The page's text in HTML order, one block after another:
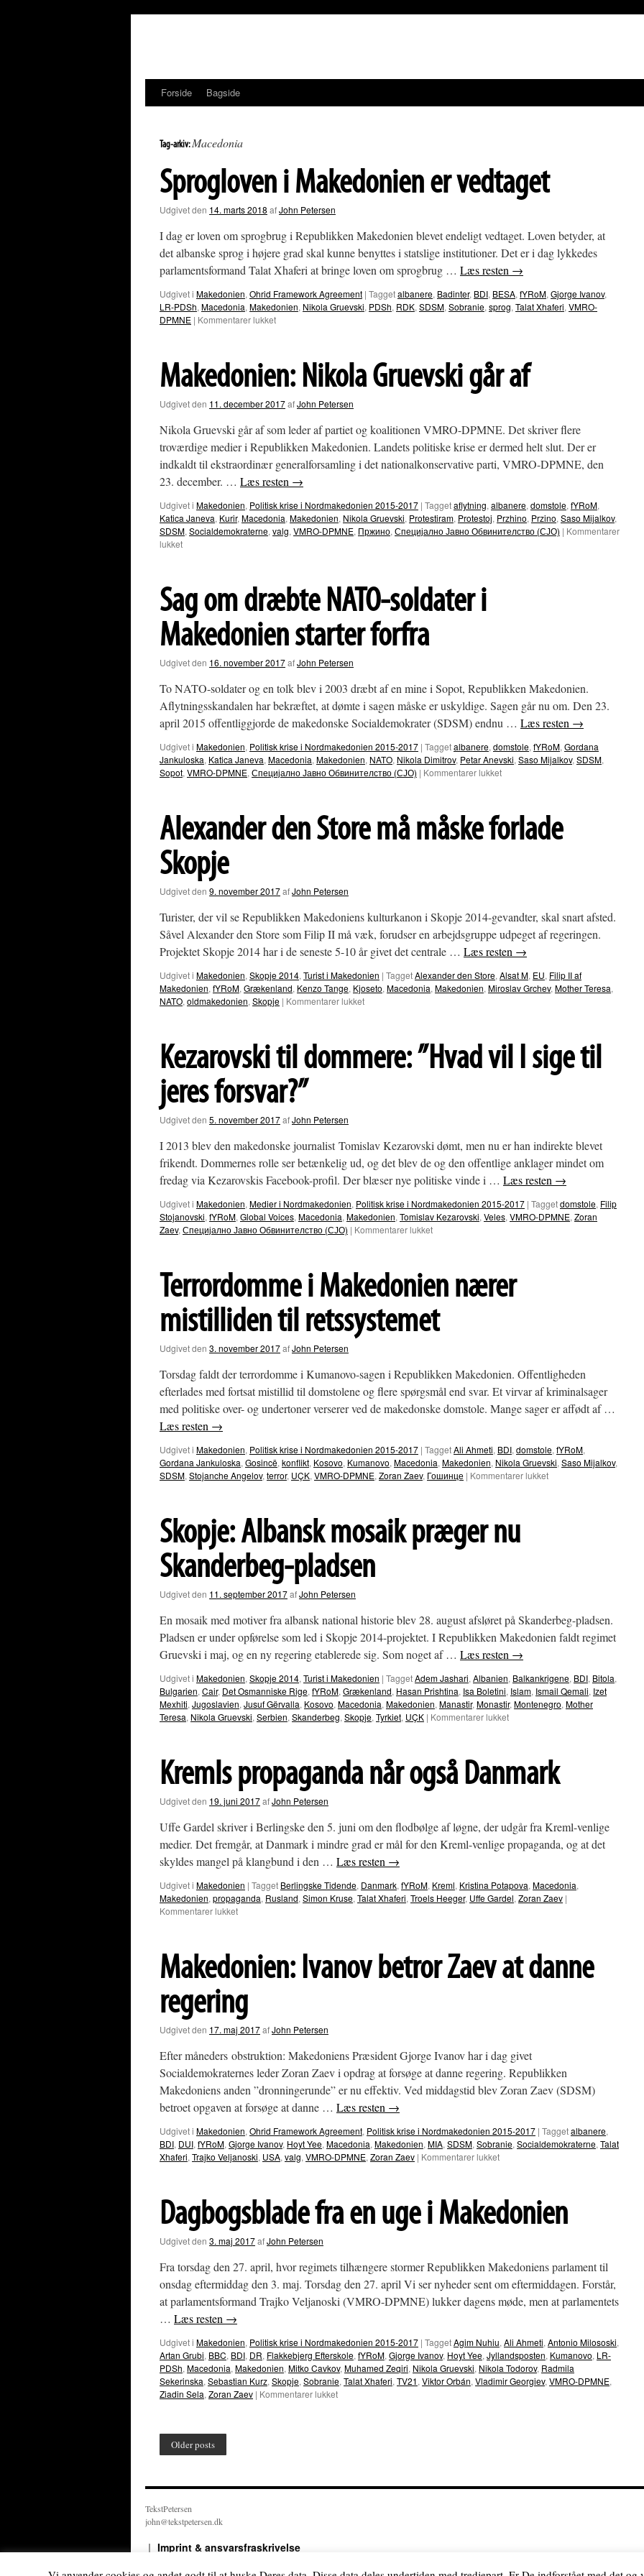
Forside Bagside
Tag-arkiv: Macedonia
Sprogloven i Makedonien er vedtaget
Udgivet den 14. marts 2018 afJohn Petersen
I dag er loven om sprogbrug i Republikken Makedonien blevet endeligt vedtaget. Loven betyder, at
det albanske sprog i højere grad skal kunne benyttes i statslige institutioner. Det er i dag lykkedes
parlamentsformand Talat Xhaferi at bringe loven om sprogbrug … Læs resten →
Udgivet i Makedonien, Ohrid Framework Agreement | Taggetalbanere, Badinter, BDI, BESA, fYRoM, Gjorge Ivanov,
LR-PDSh, Macedonia, Makedonien, Nikola Gruevski, PDSh, RDK, SDSM, Sobranie, sprog, Talat Xhaferi, VMRO-
DPMNE | Kommentarer lukkettil
er
vedtaget
Makedonien: Nikola Gruevski går af
Udgivet den 11. december 2017afJohn Petersen
Nikola Gruevski går af som leder af partiet og koalitionen VMRO-DPMNE. Det skriver flere
troværdige medier i Republikken Makedonien. Landets politiske krise er dermed helt slut. Der er
indkaldt til ekstraordinær generalforsamling i det nationalkonservative parti, VMRO-DPMNE, den
23. december. … Læs resten →
Udgivet i Makedonien, Politisk krise i Nordmakedonien 2015-2017 | Taggetaflytning, albanere, domstole, fYRoM,
Katica Janeva, Kurir, Macedonia, Makedonien, Nikola Gruevski, Protestiram, Protestoj, Przhino, Przino, Saso Mijalkov,
SDSM, Socialdemokraterne, valg, VMRO-DPMNE, Пржино, Специјално Јавно Обвинителство (СЈО) | Kommentarer
lukkettil
går
af
Sag om dræbte NATO-soldater i
Makedonien starter forfra
Udgivet den 16. november 2017afJohn Petersen
To NATO-soldater og en tolk blev i 2003 dræbt af en mine i Sopot, Republikken Makedonien.
Aflytningsskandalen har bekræftet, at dømte i sagen måske er uskyldige. Sagen går nu om. Den 23.
april 2015 offentliggjorde de makedonske Socialdemokrater (SDSM) endnu … Læs resten →
Udgivet i Makedonien, Politisk krise i Nordmakedonien 2015-2017 | Taggetalbanere, domstole, fYRoM, Gordana
Jankuloska, Katica Janeva, Macedonia, Makedonien, NATO, Nikola Dimitrov, Petar Anevski, Saso Mijalkov, SDSM,
Sopot, VMRO-DPMNE, Специјално Јавно Обвинителство (СЈО) | Kommentarer lukkettil
NATO-
soldater
Alexander den Store må måske forlade
Skopje
Udgivet den 9. november 2017afJohn Petersen
Turister, der vil se Republikken Makedoniens kulturkanon i Skopje 2014-gevandter, skal snart afsted.
Såvel Alexander den Store som Filip II må væk, forudser en arbejdsgruppe udpeget af regeringen.
Projektet Skopje 2014 har i de seneste 5-10 år givet det centrale … Læs resten →
Udgivet i Makedonien, Skopje 2014, Turist i Makedonien | TaggetAlexander den Store, Alsat M, EU, Filip II af
Makedonien, fYRoM, Grækenland, Kenzo Tange, Kjoseto, Macedonia, Makedonien, Miroslav Grchev, Mother Teresa,
NATO, oldmakedonien, Skopje | Kommentarer lukkettil
må
måske
Kezarovski til dommere: ”Hvad vil I sige til
jeres forsvar?”
Udgivet den 5. november 2017afJohn Petersen
I 2013 blev den makedonske journalist Tomislav Kezarovski dømt, men nu er han indirekte blevet
frikendt. Dommernes rolle ser betænkelig ud, og det blev de og den offentlige anklager mindet om
fredag via Kezarovskis Facebook-profil. Der blæser nye politiske vinde i … Læs resten →
Udgivet i Makedonien, Medier i Nordmakedonien, Politisk krise i Nordmakedonien 2015-2017 | Taggetdomstole, Filip
Stojanovski, fYRoM, Global Voices, Macedonia, Makedonien, Tomislav Kezarovski, Veles, VMRO-DPMNE, Zoran
Zaev, Специјално Јавно Обвинителство (СЈО) | Kommentarer lukkettil
”Hvad
vil
sige
til
Terrordomme i Makedonien nærer
mistilliden til retssystemet
Udgivet den 3. november 2017afJohn Petersen
Torsdag faldt der terrordomme i Kumanovo-sagen i Republikken Makedonien. Offentligheden
efterlades med fortsat mistillid til domstolene og flere spørgsmål end svar. Et virvar af kriminalsager
med politiske over- og undertoner verserer ved de makedonske domstole. Mange sager er affødt af …
Læs resten →
Udgivet i Makedonien, Politisk krise i Nordmakedonien 2015-2017 | TaggetAli Ahmeti, BDI, domstole, fYRoM,
Gordana Jankuloska, Gosincë, konflikt, Kosovo, Kumanovo, Macedonia, Makedonien, Nikola Gruevski, Saso Mijalkov,
SDSM, Stojanche Angelov, terror, UÇK, VMRO-DPMNE, Zoran Zaev, Гошинце | Kommentarer lukkettil
Skopje: Albansk mosaik præger nu
Skanderbeg-pladsen
Udgivet den 11. september 2017afJohn Petersen
En mosaik med motiver fra albansk national historie blev 28. august afsløret på Skanderbeg-pladsen.
Pladsen er under opførelse som led i Skopje 2014-projektet. I Republikken Makedonien faldt regimet
Gruevski i maj, og en ny regering etablerede sig. Som noget af … Læs resten →
Udgivet i Makedonien, Skopje 2014, Turist i Makedonien | TaggetAdem Jashari, Albanien, Balkankrigene, BDI, Bitola,
Bulgarien, Cair, Det Osmanniske Rige, fYRoM, Grækenland, Hasan Prishtina, Isa Boletini, Islam, Ismail Qemali, Izet
Mexhiti, Jugoslavien, Jusuf Gërvalla, Kosovo, Macedonia, Makedonien, Manastir, Monastir, Montenegro, Mother
Teresa, Nikola Gruevski, Serbien, Skanderbeg, Skopje, Tyrkiet, UÇK | Kommentarer lukkettil
præger
Kremls propaganda når også Danmark
Udgivet den 19. juni 2017afJohn Petersen
Uffe Gardel skriver i Berlingske den 5. juni om den flodbølge af løgne, der udgår fra Kreml-venlige
medier. Det fremgår, at Danmark i mindre grad er mål for den Kreml-venlige propaganda, og at det
skyldes mangel på klangbund i den … Læs resten →
Udgivet i Makedonien | Tagget Berlingske Tidende, Danmark, fYRoM, Kreml, Kristina Potapova, Macedonia,
Makedonien, propaganda, Rusland, Simon Kruse, Talat Xhaferi, Troels Heeger, Uffe Gardel, Zoran Zaev |
Kommentarer lukkettil
også
Danmark
Makedonien: Ivanov betror Zaev at danne
regering
Udgivet den 17. maj 2017afJohn Petersen
Efter måneders obstruktion: Makedoniens Præsident Gjorge Ivanov har i dag givet
Socialdemokraternes leder Zoran Zaev i opdrag at forsøge at danne regering. Republikken
Makedoniens anden ”dronningerunde” er nu effektiv. Ved middagstid blev Zoran Zaev (SDSM)
betroet opgaven at forsøge at danne … Læs resten →
Udgivet i Makedonien, Ohrid Framework Agreement, Politisk krise i Nordmakedonien 2015-2017 | Taggetalbanere,
BDI, DUI, fYRoM, Gjorge Ivanov, Hoyt Yee, Macedonia, Makedonien, MIA, SDSM, Sobranie, Socialdemokraterne, Talat
Xhaferi, Trajko Veljanoski, USA, valg, VMRO-DPMNE, Zoran Zaev | Kommentarer lukkettil
Zaev
at
Dagbogsblade fra en uge i Makedonien
Udgivet den 3. maj 2017afJohn Petersen
Fra torsdag den 27. april, hvor regimets tilhængere stormer Republikken Makedoniens parlament til
onsdag eftermiddag den 3. maj. Torsdag den 27. april Vi ser nyheder sent om eftermiddagen. Forstår,
at parlamentsformand Trajko Veljanoski (VMRO-DPMNE) lukker dagens møde, men at parlamentets
… Læs resten →
Udgivet i Makedonien, Politisk krise i Nordmakedonien 2015-2017 | TaggetAgim Nuhiu, Ali Ahmeti, Antonio Milososki,
Artan Grubi, BBC, BDI, DR, Flakkebjerg Efterskole, fYRoM, Gjorge Ivanov, Hoyt Yee, Jyllandsposten, Kumanovo, LR-
PDSh, Macedonia, Makedonien, Mitko Cavkov, Muhamed Zeqiri, Nikola Gruevski, Nikola Todorov, Radmila
Sekerinska, Sebastian Kurz, Skopje, Sobranie, Talat Xhaferi, TV21, Viktor Orbán, Vladimir Georgiev, VMRO-DPMNE,
Ziadin Sela, Zoran Zaev | Kommentarer lukkettil
Older posts
TekstPetersen
john@tekstpetersen.dk
Imprint & ansvarsfraskrivelse